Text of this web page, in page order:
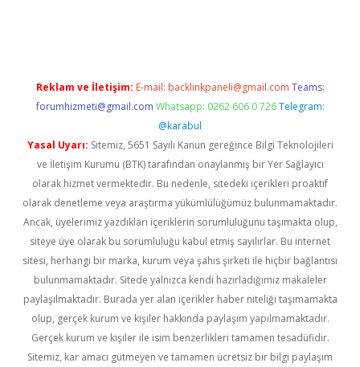
Reklam ve İletişim: E-mail: backlinkpaneli@gmail.com Teams:
forumhizmeti@gmail.com Whatsapp: 0262 606 0 726 Telegram:
@karabul
Yasal Uyarı: Sitemiz, 5651 Sayılı Kanun gereğince Bilgi Teknolojileri
ve İletişim Kurumu (BTK) tarafından onaylanmış bir Yer Sağlayıcı
olarak hizmet vermektedir. Bu nedenle, sitedeki içerikleri proaktif
olarak denetleme veya araştırma yükümlülüğümüz bulunmamaktadır.
Ancak, üyelerimiz yazdıkları içeriklerin sorumluluğunu taşımakta olup,
siteye üye olarak bu sorumluluğu kabul etmiş sayılırlar. Bu internet
sitesi, herhangi bir marka, kurum veya şahıs şirketi ile hiçbir bağlantısı
bulunmamaktadır. Sitede yalnızca kendi hazırladığımız makaleler
paylaşılmaktadır. Burada yer alan içerikler haber niteliği taşımamakta
olup, gerçek kurum ve kişiler hakkında paylaşım yapılmamaktadır.
Gerçek kurum ve kişiler ile isim benzerlikleri tamamen tesadüfidir.
Sitemiz, kar amacı gütmeyen ve tamamen ücretsiz bir bilgi paylaşım